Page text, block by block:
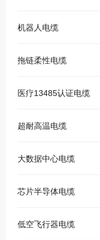
机器人电缆
拖链柔性电缆
医疗13485认证电缆
超耐高温电缆
大数据中心电缆
芯片半导体电缆
低空飞行器电缆